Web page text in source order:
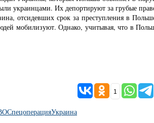
украинцами. Их депортируют за грубые
отсидевших срок за преступления в
мобилизуют. Однако, учитывая, что в
1
СпецоперацияУкраина